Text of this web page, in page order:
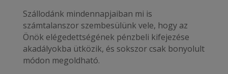
Szállodánk mindennapjaiban mi is
számtalanszor szembesülünk vele, hogy az
Önök elégedettségének pénzbeli kifejezése
akadályokba ütközik, és sokszor csak bonyolult
módon megoldható.